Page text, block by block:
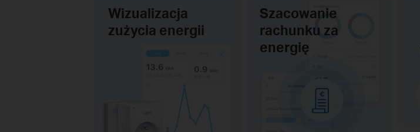
Wizualizacja
zużycia energii
Szacowanie
rachunku za
energię